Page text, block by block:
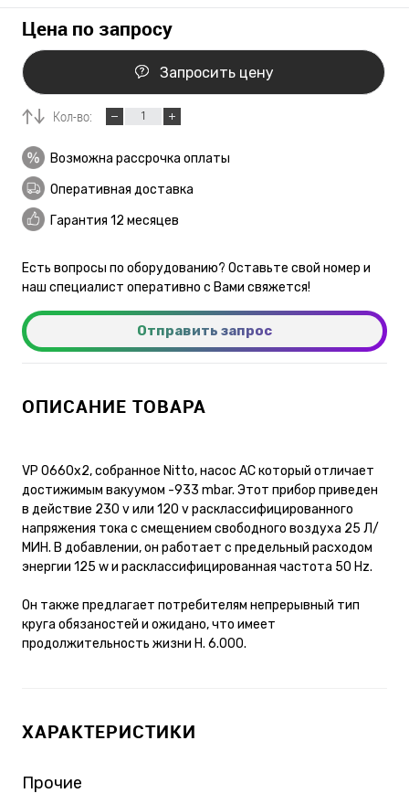
Цена по запросу
Запросить цену
Кол-во:
Возможна рассрочка оплаты
Оперативная доставка
Гарантия 12 месяцев
Есть вопросы по оборудованию? Оставьте свой номер и
наш специалист оперативно с Вами свяжется!
Отправить запрос
ОПИСАНИЕ ТОВАРА
VP 0660x2, собранное Nitto, насос AC который отличает
достижимым вакуумом -933 mbar. Этот прибор приведен
в действие 230 v или 120 v расклассифицированного
напряжения тока с смещением свободного воздуха 25 Л/
МИН. В добавлении, он работает с предельный расходом
энергии 125 w и расклассифицированная частота 50 Hz.
Он также предлагает потребителям непрерывный тип
круга обязаностей и ожидано, что имеет
продолжительность жизни H. 6.000.
ХАРАКТЕРИСТИКИ
Прочие